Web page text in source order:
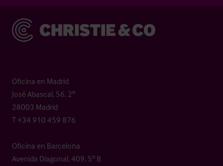
Christie & Co
Oficina en Madrid
José Abascal, 56, 2º
28003 Madrid
T +34 910 459 876
Oficina en Barcelona
Avenida Diagonal, 409, 5º B